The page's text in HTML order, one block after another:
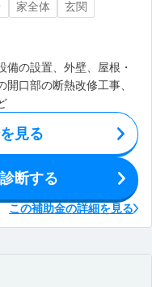
家全体
玄関
の設置、外壁、屋根・
口部の断熱改修工事、
見る
断する
この補助金の詳細を見る